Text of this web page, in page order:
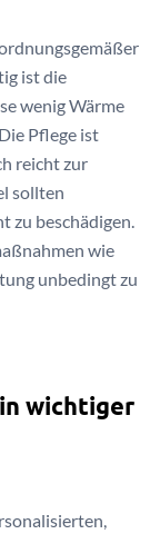
ist die
wenig Wärme
Pflege ist
reicht zur
sollten
zu beschädigen.
wie
unbedingt zu
wichtiger